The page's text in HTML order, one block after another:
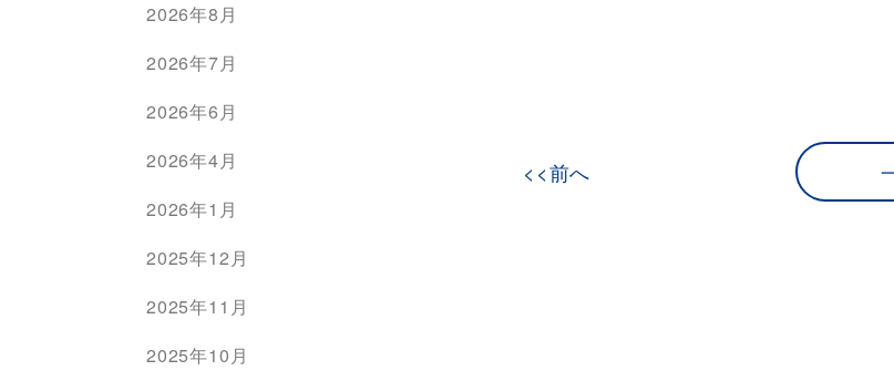
<<前へ
2026年8月
2026年7月
2026年6月
2026年4月
2026年1月
2025年12月
2025年11月
2025年10月